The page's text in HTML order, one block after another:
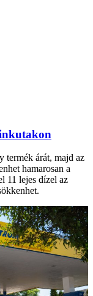
termék árát, majd az
hamarosan a
11 lejes dízel az